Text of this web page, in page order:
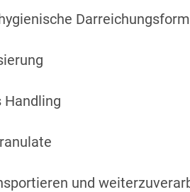
Darreichungsform
und